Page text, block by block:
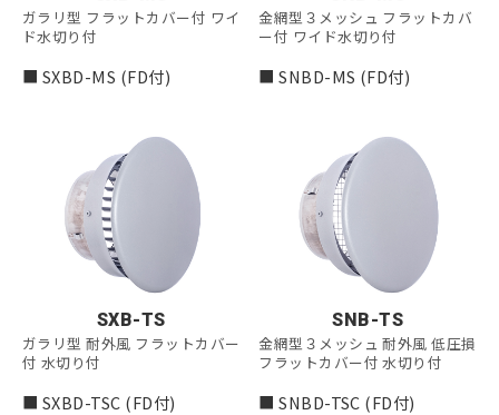
ガラリ型 フラットカバー付 ワイ
ド水切り付
■ SXBD-MS (FD付)
金網型３メッシュ フラットカバ
ー付 ワイド水切り付
■ SNBD-MS (FD付)
SXB-TS
ガラリ型 耐外風 フラットカバー
付 水切り付
■ SXBD-TSC (FD付)
SNB-TS
金網型３メッシュ 耐外風 低圧損
フラットカバー付 水切り付
■ SNBD-TSC (FD付)